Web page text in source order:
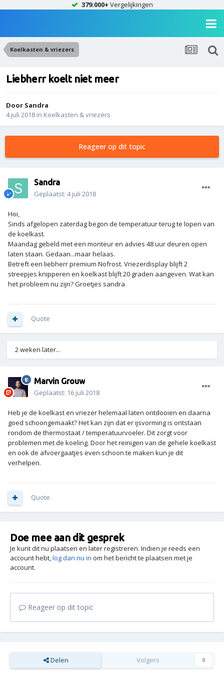
379.000+ Vergelijkingen
Koelkasten & vriezers
Liebherr koelt niet meer
Door Sandra
4 juli 2018 in Koelkasten & vriezers
Reageer op dit topic
Sandra
Geplaatst: 4 juli 2018
Hoi,
Sinds afgelopen zaterdag begon de temperatuur terug te lopen van
de koelkast.
Maandag gebeld met een monteur en advies 48 uur deuren open
laten staan. Gedaan...maar helaas.
Betreft een liebherr premium Nofrost. Vriezerdisplay blijft 2
streepjes knipperen en koelkast blijft 20 graden aangeven. Wat kan
het probleem nu zijn? Groetjes sandra
Quote
2 weken later...
Marvin Grouw
Geplaatst: 16 juli 2018
Heb je de koelkast en vriezer helemaal laten ontdooien en daarna
goed schoongemaakt? Het kan zijn dat er ijsvorming is ontstaan
rondom de thermostaat / temperatuurvoeler. Dit zorgt voor
problemen met de koeling. Door het reinigen van de gehele koelkast
en ook de afvoergaatjes even schoon te maken kun je dit
verhelpen.
Quote
Doe mee aan dit gesprek
Je kunt dit nu plaatsen en later registreren. Indien je reeds een
account hebt,log dan nu in om het bericht te plaatsen met je
account.
Reageer op dit topic
Delen Volgers 0